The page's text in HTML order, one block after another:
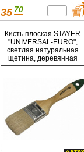
35 70
Кисть плоская STAYER
"UNIVERSAL-EURO",
светлая натуральная
щетина, деревянная
ручка, 63мм